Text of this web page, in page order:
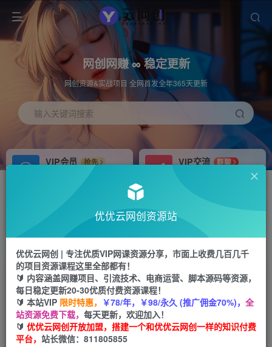
网创网赚 ∞ 稳定更新
网创资源&实战项目 全网首发全年365天更新
输入关键词搜索
VIP会员
抢先
免费下载全站资源
VIP交流
群聊
研究探讨更多创业项目路子。
站长V：hu91275
推荐
首页 福源网 正文
全自动挂机UC网盘拉新项目，全程自动化无需人
工操控，真实日收入1000+
优优云网创
2年前发布
关注 私信
优优云网创资源站
优优云网创 | 专注优质VIP网课资源分享，市面上收费几百几千
的项目资源课程这里全部都有！
🔰 内容涵盖网赚项目、引流技术、电商运营、脚本源码等资源，
每日稳定更新20-30优质付费资源课程！
🔰 本站VIP 限时特惠， ￥78/年，￥98/永久 (推广佣金70%)， 全
站资源免费下载， 每天更新，欢迎加入！
🔰 优优云网创开放加盟，搭建一个和优优云网创一样的知识付费
平台， 站长微信：811805855